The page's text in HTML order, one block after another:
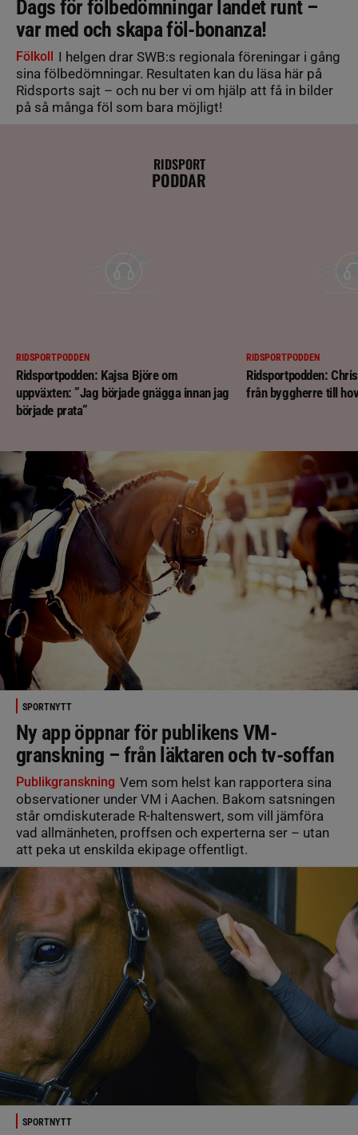
Dags för fölbedömningar landet runt –
var med och skapa föl-bonanza!
Fölkoll I helgen drar SWB:s regionala föreningar i gång
sina fölbedömningar. Resultaten kan du läsa här på
Ridsports sajt – och nu ber vi om hjälp att få in bilder
på så många föl som bara möjligt!
RIDSPORT
PODDAR
RIDSPORTPODDEN
Ridsportpodden: Kajsa Björe om
uppväxten: ”Jag började gnägga innan jag
började prata”
RIDSPORTPODDEN
Ridsportpodden:
från byggherre till
SPORTNYTT
Ny app öppnar för publikens VM-
granskning – från läktaren och tv-soffan
Publikgranskning Vem som helst kan rapportera sina
observationer under VM i Aachen. Bakom satsningen
står omdiskuterade R-haltenswert, som vill jämföra
vad allmänheten, proffsen och experterna ser – utan
att peka ut enskilda ekipage offentligt.
SPORTNYTT